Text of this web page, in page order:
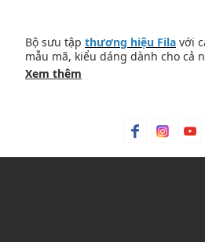
Bộ sưu tập thương hiệu Fila với
mẫu mã, kiểu dáng dành cho cả
Xem thêm